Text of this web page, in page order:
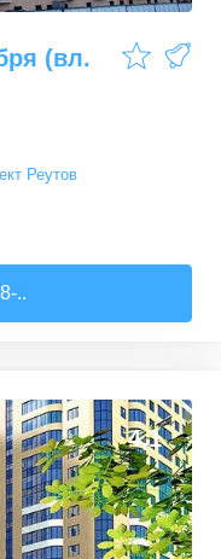
(вл.
Реутов
..
4,1